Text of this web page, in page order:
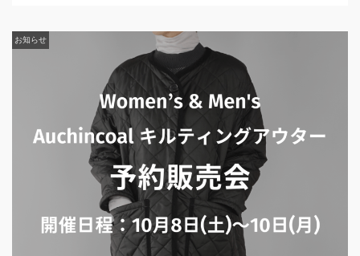
お知らせ